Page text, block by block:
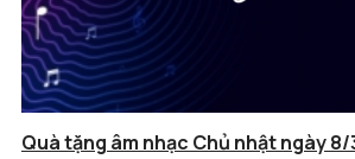
Quà tặng âm nhạc Chủ nhật ngày